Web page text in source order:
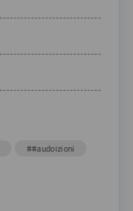
##audoizioni